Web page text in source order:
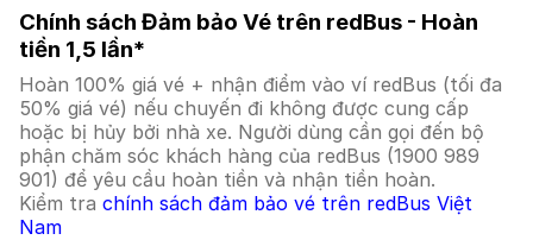
Chính sách Đảm bảo Vé trên redBus - Hoàn
tiền 1,5 lần*
Hoàn 100% giá vé + nhận điểm vào ví redBus (tối đa
50% giá vé) nếu chuyến đi không được cung cấp
hoặc bị hủy bởi nhà xe. Người dùng cần gọi đến bộ
phận chăm sóc khách hàng của redBus (1900 989
901) để yêu cầu hoàn tiền và nhận tiền hoàn.
Kiểm tra chính sách đảm bảo vé trên redBus Việt
Nam